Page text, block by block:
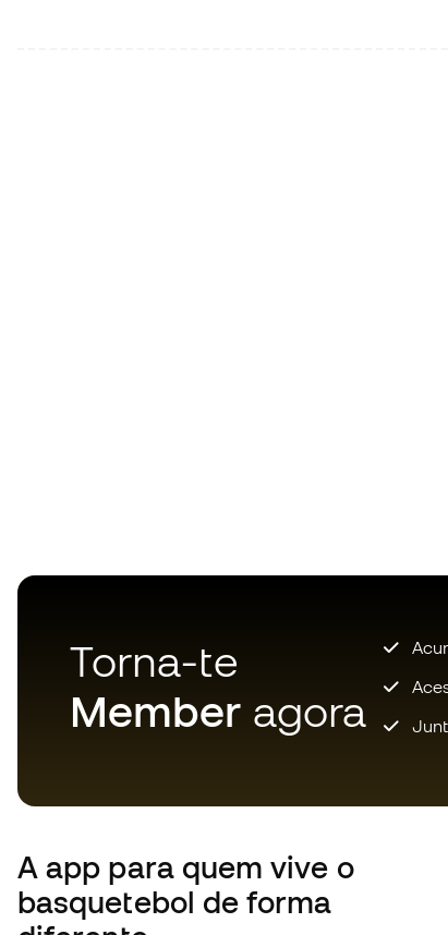
Torna-te
Member agora
A app para quem vive o
basquetebol de forma